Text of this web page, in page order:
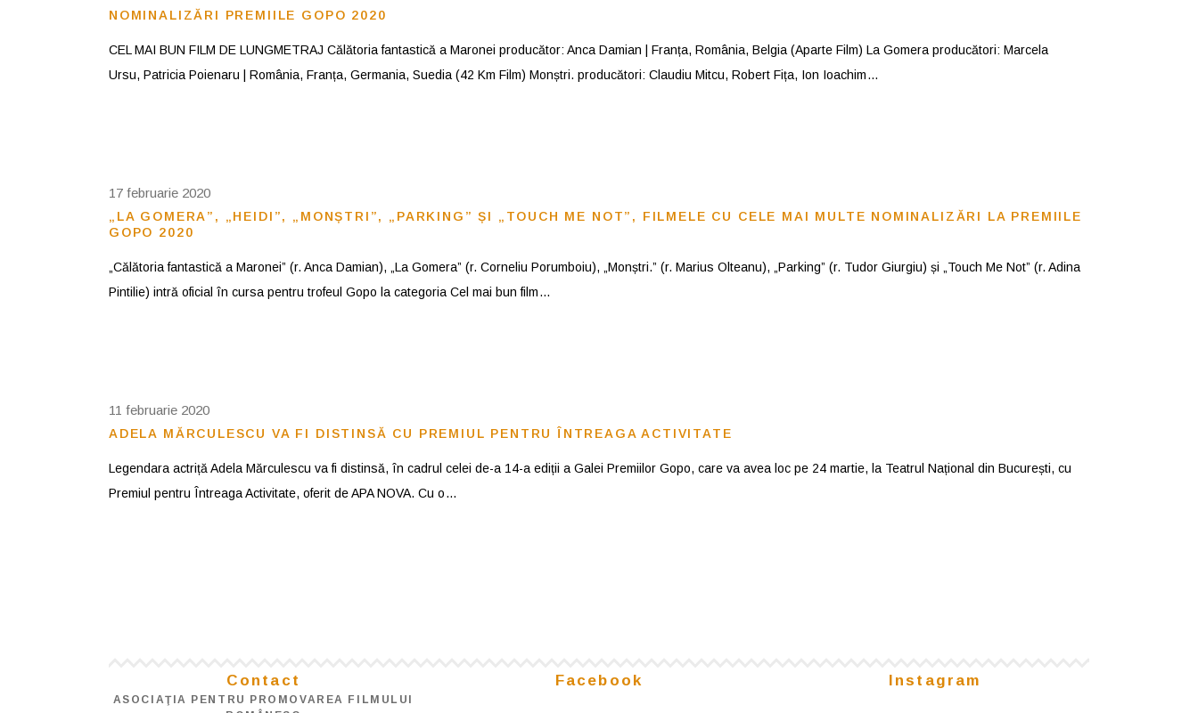
NOMINALIZĂRI PREMIILE GOPO 2020
CEL MAI BUN FILM DE LUNGMETRAJ Călătoria fantastică a Maronei producător: Anca Damian | Franța, România, Belgia (Aparte Film) La Gomera producători: Marcela
Ursu, Patricia Poienaru | România, Franța, Germania, Suedia (42 Km Film) Monștri. producători: Claudiu Mitcu, Robert Fița, Ion Ioachim
17 februarie 2020
„LA GOMERA”, „HEIDI”, „MONȘTRI”, „PARKING” ȘI „TOUCH ME NOT”, FILMELE CU CELE MAI MULTE NOMINALIZĂRI LA PREMIILE
GOPO 2020
„Călătoria fantastică a Maronei” (r. Anca Damian), „La Gomera” (r. Corneliu Porumboiu), „Monștri.” (r. Marius Olteanu), „Parking” (r. Tudor Giurgiu) și „Touch Me Not” (r. Adina
Pintilie) intră oficial în cursa pentru trofeul Gopo la categoria Cel mai bun film
11 februarie 2020
ADELA MĂRCULESCU VA FI DISTINSĂ CU PREMIUL PENTRU ÎNTREAGA ACTIVITATE
Legendara actriță Adela Mărculescu va fi distinsă, în cadrul celei de-a 14-a ediții a Galei Premiilor Gopo, care va avea loc pe 24 martie, la Teatrul Național din București, cu
Premiul pentru Întreaga Activitate, oferit de APA NOVA. Cu o
Contact
ASOCIAŢIA PENTRU PROMOVAREA FILMULUI
Facebook Instagram